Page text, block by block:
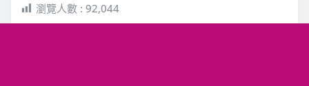
瀏覽人數 : 92,044